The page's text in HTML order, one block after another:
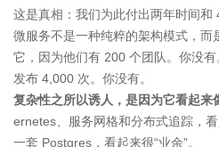
这是真相：我们为此付出两年时间
微服务不是一种纯粹的架构模式，而
它，因为他们有 200 个团队。你没
发布 4,000 次。你没有。
复杂性之所以诱人，是因为它看起来
ernetes、服务网格和分布式追踪，
一套 Postgres，看起来很“业余”。